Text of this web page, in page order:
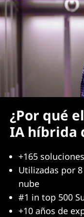
¿Por qué
IA híbrida
+165
Utilizadas por
nube
#1 in top 500
+10 años de